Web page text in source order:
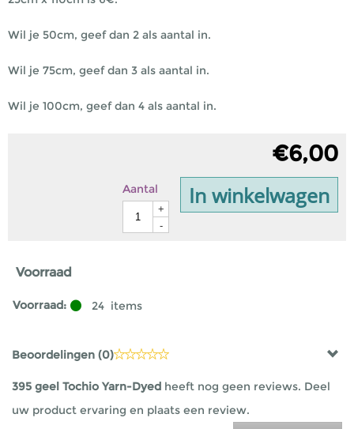
Wil je 50cm, geef dan 2 als aantal in.
Wil je 75cm, geef dan 3 als aantal in.
Wil je 100cm, geef dan 4 als aantal in.
€6,00
Aantal
+
-
In winkelwagen
Voorraad
Voorraad: 24 items
Beoordelingen (0)
395 geel Tochio Yarn-Dyed heeft nog geen reviews. Deel
uw product ervaring en plaats een review.